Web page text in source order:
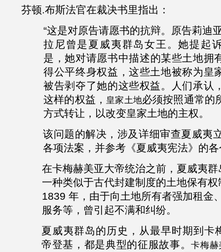
芬顿.布斯法官在裁决书里指出：
“这是对原告请愿书的抗辩。原告莉迪
拉尼曾是夏威夷群岛女王。她提起
是，她对请愿书中描述的某些土地拥
得公平终身权益，这些土地被称为皇
被告剥夺了她的这些权益。人们承认
这样的权益， 皇家土地必须按照通常的
方式转让，以改变皇家土地的主权。
该问题的解决，涉及详细审查夏威夷
各项法案，并参考《夏威夷宪法》的
在卡梅赫美亚大帝统治之前，夏威夷
一种类似于古代封建制度的土地保有权
1839 年，由于向土地所有者强加租金
服务等，曾引起不满和纠纷。
夏威夷群岛的历史，从最早时期到 卡
帝登基，都是典型的征服故事。卡梅赫